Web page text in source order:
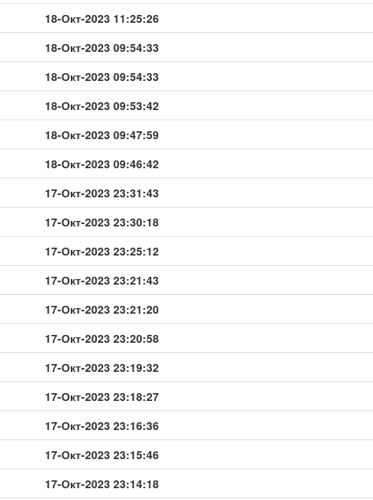
18-Окт-2023 11:25:26
18-Окт-2023 09:54:33
18-Окт-2023 09:54:33
18-Окт-2023 09:53:42
18-Окт-2023 09:47:59
18-Окт-2023 09:46:42
17-Окт-2023 23:31:43
17-Окт-2023 23:30:18
17-Окт-2023 23:25:12
17-Окт-2023 23:21:43
17-Окт-2023 23:21:20
17-Окт-2023 23:20:58
17-Окт-2023 23:19:32
17-Окт-2023 23:18:27
17-Окт-2023 23:16:36
17-Окт-2023 23:15:46
17-Окт-2023 23:14:18